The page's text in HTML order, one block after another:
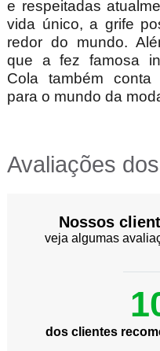
e respeitadas
vida único, a grife
redor do mundo.
que a fez famosa
Cola também conta
para o mundo da
Avaliações
Nossos
veja algumas
dos clientes